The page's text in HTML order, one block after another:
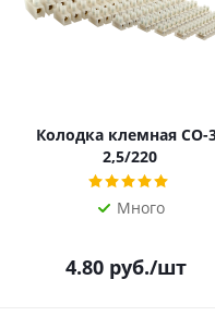
Колодка клемная СО-
2,5/220
Много
4.80руб./шт